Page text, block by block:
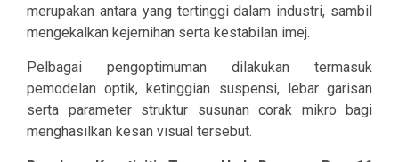
merupakan antara yang tertinggi dalam industri, sambil
mengekalkan kejernihan serta kestabilan imej.
Pelbagai pengoptimuman dilakukan termasuk
pemodelan optik, ketinggian suspensi, lebar garisan
serta parameter struktur susunan corak mikro bagi
menghasilkan kesan visual tersebut.